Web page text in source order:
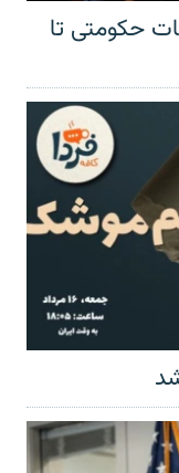
حکومتی تا